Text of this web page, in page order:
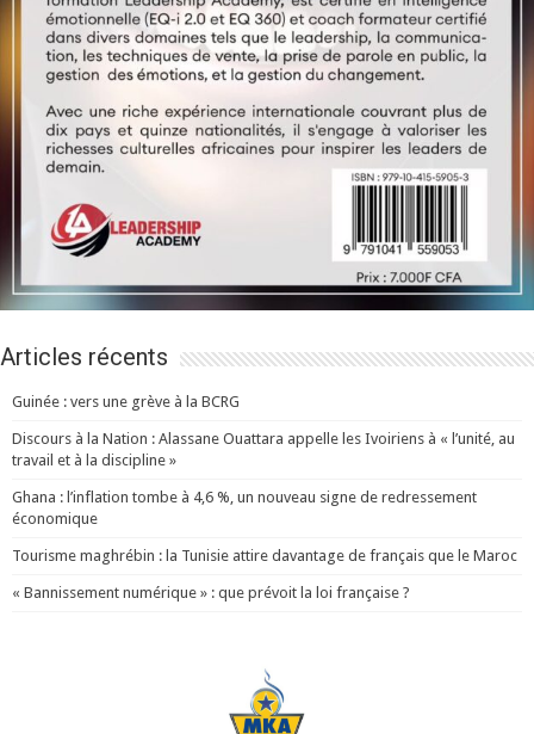
Articles récents
Guinée : vers une grève à la BCRG
Discours à la Nation : Alassane Ouattara appelle les Ivoiriens à « l’unité, au
travail et à la discipline »
Ghana : l’inflation tombe à 4,6 %, un nouveau signe de redressement
économique
Tourisme maghrébin : la Tunisie attire davantage de français que le Maroc
« Bannissement numérique » : que prévoit la loi française ?